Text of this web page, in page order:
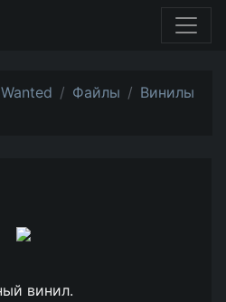
Файлы
Винилы
винил.